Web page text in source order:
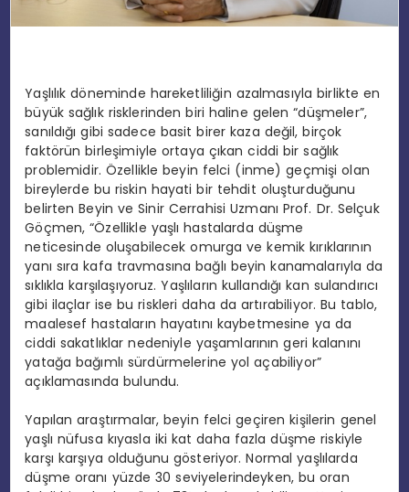
Yaşlılık döneminde hareketliliğin azalmasıyla birlikte en
büyük sağlık risklerinden biri haline gelen “düşmeler”,
sanıldığı gibi sadece basit birer kaza değil, birçok
faktörün birleşimiyle ortaya çıkan ciddi bir sağlık
problemidir. Özellikle beyin felci (inme) geçmişi olan
bireylerde bu riskin hayati bir tehdit oluşturduğunu
belirten Beyin ve Sinir Cerrahisi Uzmanı Prof. Dr. Selçuk
Göçmen, “Özellikle yaşlı hastalarda düşme
neticesinde oluşabilecek omurga ve kemik kırıklarının
yanı sıra kafa travmasına bağlı beyin kanamalarıyla da
sıklıkla karşılaşıyoruz. Yaşlıların kullandığı kan sulandırıcı
gibi ilaçlar ise bu riskleri daha da artırabiliyor. Bu tablo,
maalesef hastaların hayatını kaybetmesine ya da
ciddi sakatlıklar nedeniyle yaşamlarının geri kalanını
yatağa bağımlı sürdürmelerine yol açabiliyor”
açıklamasında bulundu.
Yapılan araştırmalar, beyin felci geçiren kişilerin genel
yaşlı nüfusa kıyasla iki kat daha fazla düşme riskiyle
karşı karşıya olduğunu gösteriyor. Normal yaşlılarda
düşme oranı yüzde 30 seviyelerindeyken, bu oran